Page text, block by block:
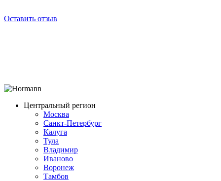
Оставить отзыв
Центральный регион
Москва
Санкт-Петербург
Калуга
Тула
Владимир
Иваново
Воронеж
Тамбов